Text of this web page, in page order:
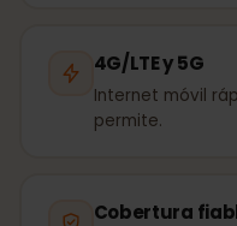
4G/LTE y 5G
Internet móvil
permite.
Cobertura